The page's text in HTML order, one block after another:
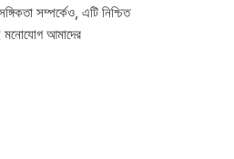
সম্পর্কেও, এটি নিশ্চিত
মনোযোগ আমাদের